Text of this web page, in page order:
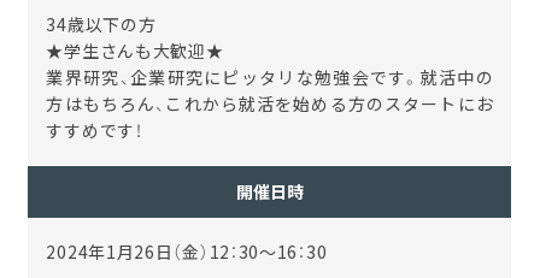
34歳以下の方
★学生さんも大歓迎★
業界研究、企業研究にピッタリな勉強会です。就活中の
方はもちろん、これから就活を始める方のスタートにお
すすめです！
開催日時
2024年1月26日（金）12：30～16：30